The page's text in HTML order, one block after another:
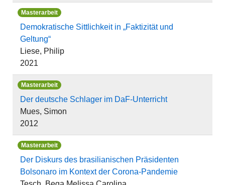
Masterarbeit
Demokratische Sittlichkeit in „Faktizität und
Geltung“
Liese, Philip
2021
Masterarbeit
Der deutsche Schlager im DaF-Unterricht
Mues, Simon
2012
Masterarbeit
Der Diskurs des brasilianischen Präsidenten
Bolsonaro im Kontext der Corona-Pandemie